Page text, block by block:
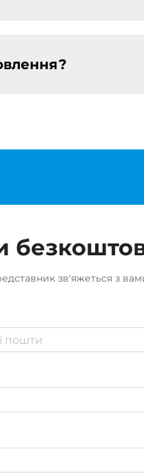
зв'яжеться з